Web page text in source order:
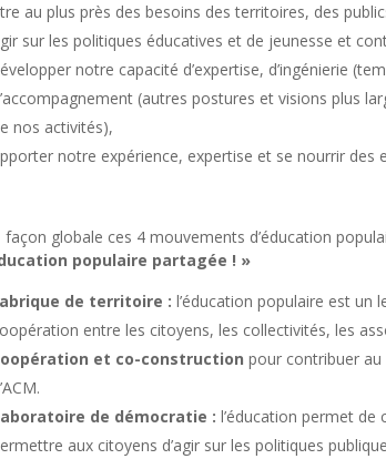
au plus près des besoins des territoires, des
sur les politiques éducatives et de jeunesse et
notre capacité d’expertise, d’ingénierie
(autres postures et visions plus
nos activités),
notre expérience, expertise et se nourrir des
globale ces 4 mouvements d’éducation
populaire partagée ! »
de territoire :l’éducation populaire est un
entre les citoyens, les collectivités, les
et co-construction pour contribuer
de démocratie :l’éducation permet de
aux citoyens d’agir sur les politiques